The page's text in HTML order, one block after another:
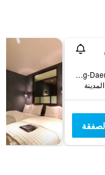
36, Nakdong-Daero 1048Beon-Gil, بوسان, كوريا الجنوبية